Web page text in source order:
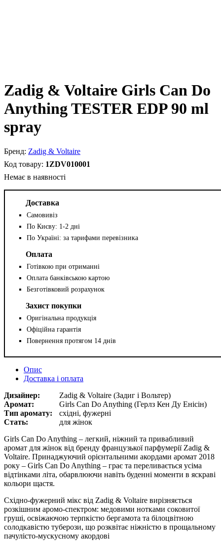
Zadig & Voltaire Girls Can Do
Anything TESTER EDP 90 ml
spray
Zadig & Voltaire
1ZDV010001
Немає в наявності
Доставка
Самовивіз
По Києву: 1-2 дні
По Україні: за тарифами перевізника
Оплата
Готівкою при отриманні
Оплата банківською картою
Безготівковий розрахунок
Захист покупки
Оригінальна продукція
Офіційна гарантія
Повернення протягом 14 днів
Опис
Доставка і оплата
Дизайнер:
Zadig & Voltaire (Задиг і Вольтер)
Аромат:
Girls Can Do Anything (Герлз Кен Ду Енісін)
Тип аромату:
східні, фужерні
Стать:
для жінок
Girls Can Do Anything – легкий, ніжний та привабливий
аромат для жінок від бренду французької парфумерії Zadig &
Voltaire. Принаджуючий орієнтальними акордами аромат 2018
року – Girls Can Do Anything – грає та переливається усіма
відтінками літа, обарвлюючи навіть буденні моменти в яскраві
кольори щастя.
Східно-фужерний мікс від Zadig & Voltaire вирізняється
розкішним аромо-спектром: медовими нотками соковитої
груші, освіжаючою терпкістю бергамота та білоцвітною
солодкавістю туберози, що розквітає ніжністю в прощальному
пачулісто-мускусному акордові